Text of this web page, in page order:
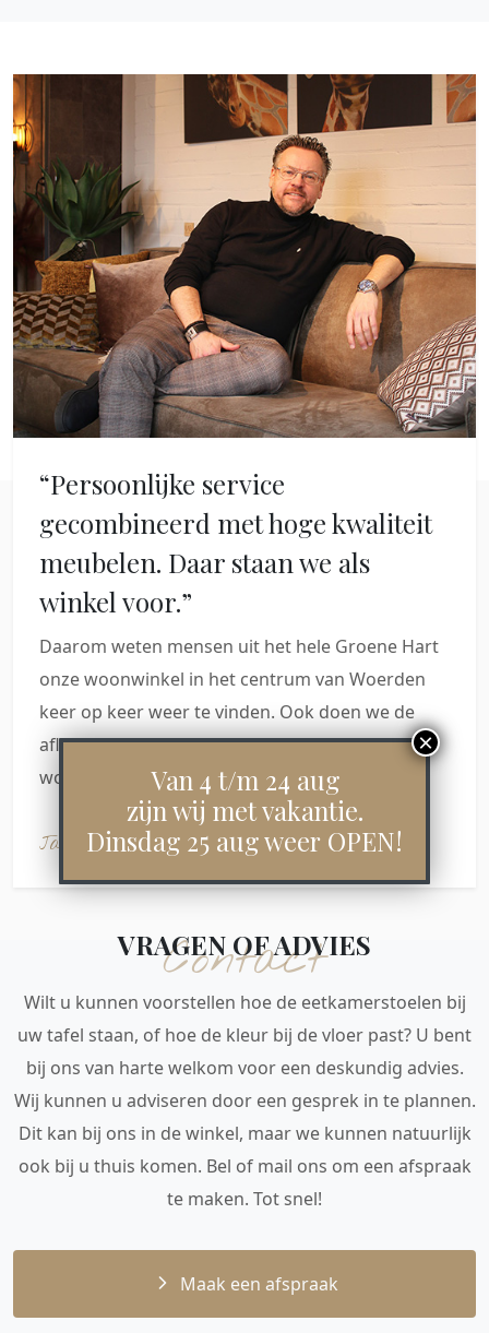
“Persoonlijke service
gecombineerd met hoge kwaliteit
meubelen. Daar staan we als
winkel voor.”
Daarom weten mensen uit het hele Groene Hart
onze woonwinkel in het centrum van Woerden
keer op keer weer te vinden. Ook doen we de
aflevering en installatie helemaal zelf. Daar
worden klanten blij van.
Jan Willem Pot
Contact
VRAGEN OF ADVIES
Wilt u kunnen voorstellen hoe de eetkamerstoelen bij
uw tafel staan, of hoe de kleur bij de vloer past? U bent
bij ons van harte welkom voor een deskundig advies.
Wij kunnen u adviseren door een gesprek in te plannen.
Dit kan bij ons in de winkel, maar we kunnen natuurlijk
ook bij u thuis komen. Bel of mail ons om een afspraak
te maken. Tot snel!
Maak een afspraak
Van 4 t/m 24 aug
zijn wij met vakantie.
Dinsdag 25 aug weer OPEN!